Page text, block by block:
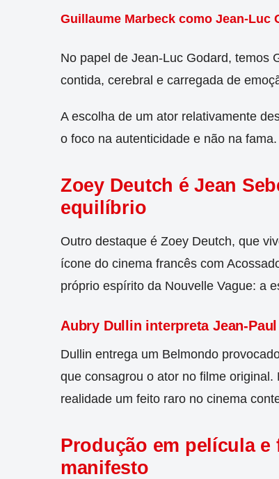
Guillaume Marbeck como Jean-Luc
No papel de Jean-Luc Godard, temos
contida, cerebral e carregada de
A escolha de um ator relativamente
o foco na autenticidade e não na fama.
Zoey Deutch é Jean
equilíbrio
Outro destaque é Zoey Deutch, que
ícone do cinema francês com
próprio espírito da Nouvelle Vague: a
Aubry Dullin interpreta Jean-
Dullin entrega um Belmondo
que consagrou o ator no filme
realidade um feito raro no cinema
Produção em película
manifesto